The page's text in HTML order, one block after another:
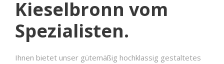
Kieselbronn vom
Spezialisten.
Ihnen bietet unser gütemäßig hochklassig gestaltetes